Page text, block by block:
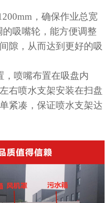
，确保作业总宽
的吸嘴轮，能方便调整
隙，从而达到 更好的吸
，喷嘴布置在吸盘内
右喷水支架安装在扫盘
紧凑，保证喷水支架达